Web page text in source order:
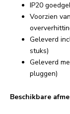
IP20
Voorzien
Geleverd
stuks)
Geleverd
pluggen)
Beschikbare